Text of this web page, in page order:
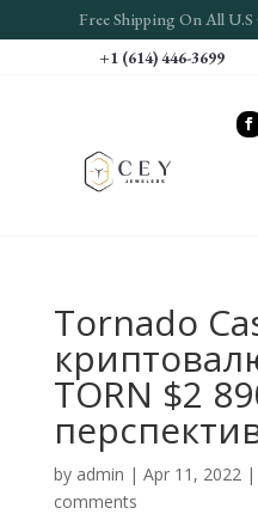
Free Shipping On All
+1 (614) 446-3699
Tornado
TORN $2
by admin | Apr 11, 2022 |
comments